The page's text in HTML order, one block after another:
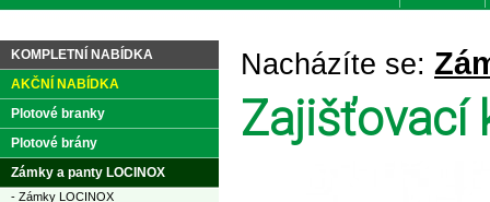
Nacházíte se:
Zajišťovací
KOMPLETNÍ NABÍDKA
AKČNÍ NABÍDKA
Plotové branky
Plotové brány
Zámky a panty LOCINOX
- Zámky LOCINOX